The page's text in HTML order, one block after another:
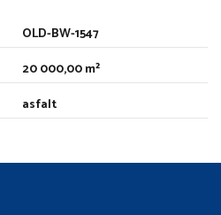
OLD-BW-1547
20 000,00 m²
asfalt